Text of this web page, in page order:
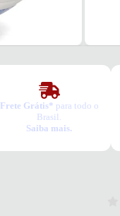
Frete Grátis* para todo o
Brasil.
Saiba mais.